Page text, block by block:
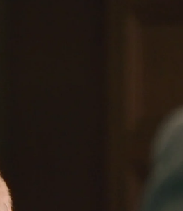
don Pedro en un giro
volver a colaborar con don
De la Reina.
María quiere recuperar
volver a ser su topo
información clave.